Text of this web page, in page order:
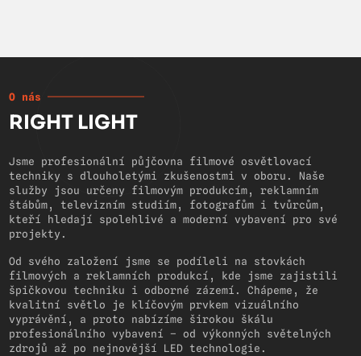
O nás
RIGHT LIGHT
Jsme profesionální půjčovna filmové osvětlovací
techniky s dlouholetými zkušenostmi v oboru. Naše
služby jsou určeny filmovým produkcím, reklamním
štábům, televizním studiím, fotografům i tvůrcům,
kteří hledají spolehlivé a moderní vybavení pro své
projekty.
Od svého založení jsme se podíleli na stovkách
filmových a reklamních produkcí, kde jsme zajistili
špičkovou techniku i odborné zázemí. Chápeme, že
kvalitní světlo je klíčovým prvkem vizuálního
vyprávění, a proto nabízíme širokou škálu
profesionálního vybavení – od výkonných světelných
zdrojů až po nejnovější LED technologie.